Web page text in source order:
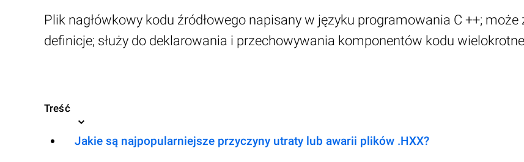
Plik nagłówkowy kodu źródłowego napisany w języku programowania C ++;
definicje; służy do deklarowania i przechowywania komponentów kodu
Treść
Jakie są najpopularniejsze przyczyny utraty lub awarii plików .HXX?